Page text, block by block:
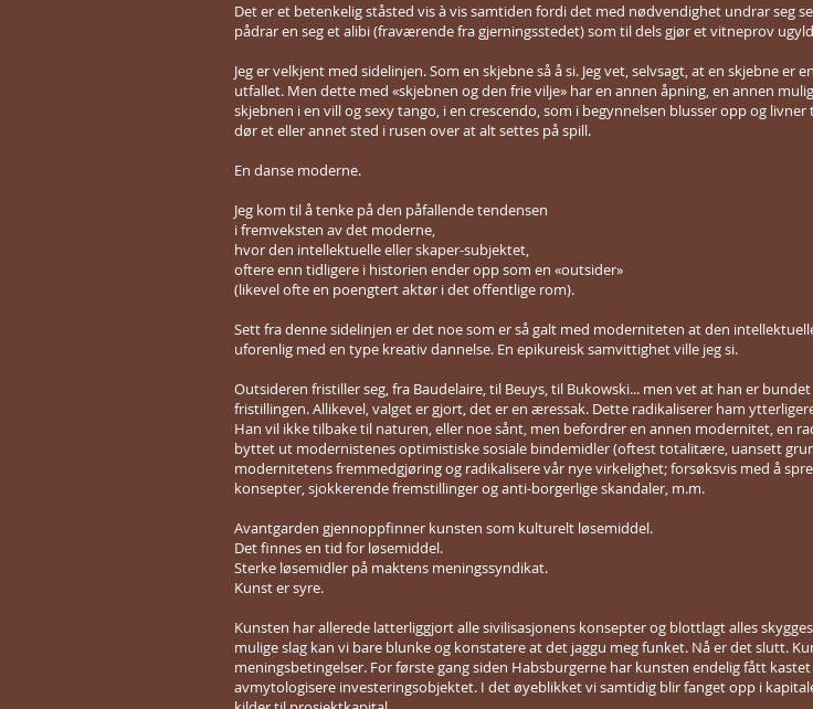
Det er et betenkelig ståsted vis à vis samtiden fordi det med nødvendighet undrar seg
pådrar en seg et alibi (fraværende fra gjerningsstedet) som til dels gjør et vitneprov
Jeg er velkjent med sidelinjen. Som en skjebne så å si. Jeg vet, selvsagt, at en skjebne
utfallet. Men dette med «skjebnen og den frie vilje» har en annen åpning, en annen
skjebnen i en vill og sexy tango, i en crescendo, som i begynnelsen blusser opp og
dør et eller annet sted i rusen over at alt settes på spill.
En danse moderne.
Jeg kom til å tenke på den påfallende tendensen
i fremveksten av det moderne,
hvor den intellektuelle eller skaper-subjektet,
oftere enn tidligere i historien ender opp som en «outsider»
(likevel ofte en poengtert aktør i det offentlige rom).
Sett fra denne sidelinjen er det noe som er så galt med moderniteten at den
uforenlig med en type kreativ dannelse. En epikureisk samvittighet ville jeg si.
Outsideren fristiller seg, fra Baudelaire, til Beuys, til Bukowski... men vet at han er
fristillingen. Allikevel, valget er gjort, det er en æressak. Dette radikaliserer ham
Han vil ikke tilbake til naturen, eller noe sånt, men befordrer en annen modernitet, en
byttet ut modernistenes optimistiske sosiale bindemidler (oftest totalitære, uansett
modernitetens fremmedgjøring og radikalisere vår nye virkelighet; forsøksvis med å
konsepter, sjokkerende fremstillinger og anti-borgerlige skandaler, m.m.
Avantgarden gjennoppfinner kunsten som kulturelt løsemiddel.
Det finnes en tid for løsemiddel.
Sterke løsemidler på maktens meningssyndikat.
Kunst er syre.
Kunsten har allerede latterliggjort alle sivilisasjonens konsepter og blottlagt alles
mulige slag kan vi bare blunke og konstatere at det jaggu meg funket. Nå er det slutt.
meningsbetingelser. For første gang siden Habsburgerne har kunsten endelig fått
avmytologisere investeringsobjektet. I det øyeblikket vi samtidig blir fanget opp i